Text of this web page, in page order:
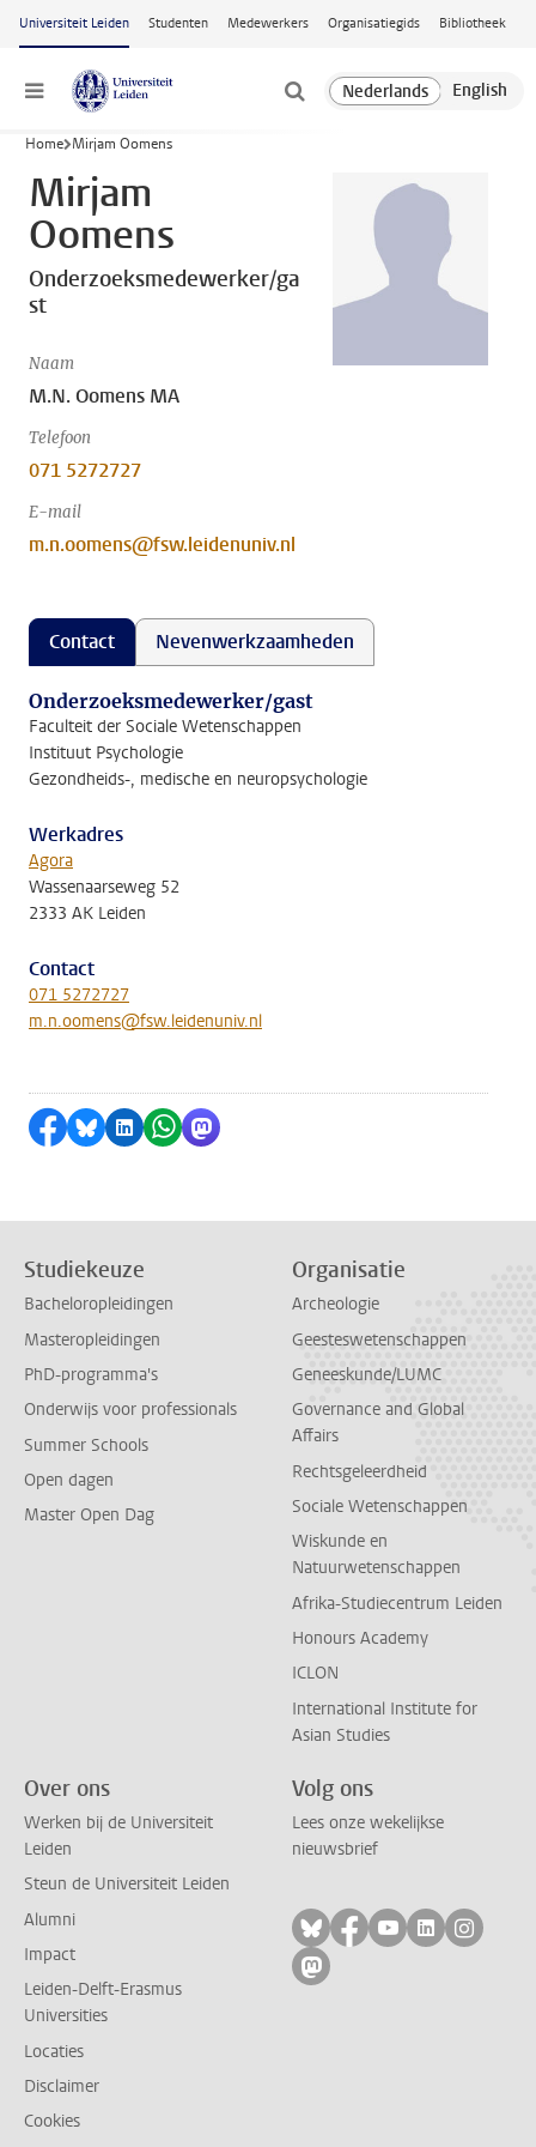
Ga naar hoofdinhoud
Universiteit Leiden Studenten Medewerkers Organisatiegids Bibliotheek
Menu
Home Mirjam Oomens
Mirjam
Oomens
Onderzoeksmedewerker/ga
st
Naam
M.N. Oomens MA
Telefoon
071 5272727
E-mail
m.n.oomens@fsw.leidenuniv.nl
Contact Nevenwerkzaamheden
Onderzoeksmedewerker/gast
Faculteit der Sociale Wetenschappen
Instituut Psychologie
Gezondheids-, medische en neuropsychologie
Werkadres
Agora
Wassenaarseweg 52
2333 AK Leiden
Contact
071 5272727
m.n.oomens@fsw.leidenuniv.nl
Delen op Facebook
Delen via Bluesky
Delen op LinkedIn
Delen via WhatsApp
Delen via Mastodon
Studiekeuze
Bacheloropleidingen
Masteropleidingen
PhD-programma's
Onderwijs voor professionals
Summer Schools
Open dagen
Master Open Dag
Organisatie
Archeologie
Geesteswetenschappen
Geneeskunde/LUMC
Governance and Global
Affairs
Rechtsgeleerdheid
Sociale Wetenschappen
Wiskunde en
Natuurwetenschappen
Afrika-Studiecentrum Leiden
Honours Academy
ICLON
International Institute for
Asian Studies
Over ons
Werken bij de Universiteit
Leiden
Steun de Universiteit Leiden
Alumni
Impact
Leiden-Delft-Erasmus
Universities
Locaties
Disclaimer
Cookies
Volg ons
Lees onze wekelijkse
nieuwsbrief
Volg ons op bluesky
Volg ons op
Volg ons op
Volg ons
Volg
Volg ons op mastodon